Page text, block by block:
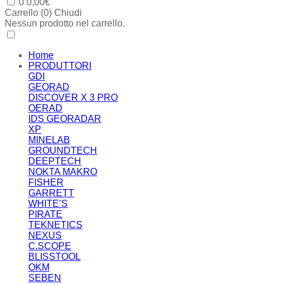
0 0,00€
Carrello (0) Chiudi
Nessun prodotto nel carrello.
Home
PRODUTTORI
GDI
GEORAD
DISCOVER X 3 PRO
OERAD
IDS GEORADAR
XP
MINELAB
GROUNDTECH
DEEPTECH
NOKTA MAKRO
FISHER
GARRETT
WHITE’S
PIRATE
TEKNETICS
NEXUS
C.SCOPE
BLISSTOOL
OKM
SEBEN